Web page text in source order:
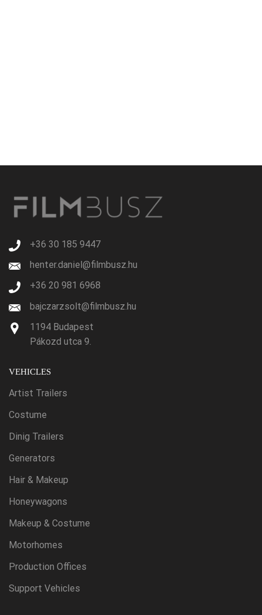
+36 30 185 9447
henter.daniel@filmbusz.hu
+36 20 981 6968
bajczarzsolt@filmbusz.hu
1194 Budapest
Pákozd utca 9.
VEHICLES
Artist Trailers
Costume
Dinig Trailers
Generators
Hair & Makeup
Honeywagons
Makeup & Costume
Motorhomes
Production Offices
Support Vehicles